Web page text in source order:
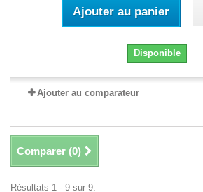
Ajouter au panier
Disponible
Ajouter au comparateur
Comparer (0)
Résultats 1 - 9 sur 9.